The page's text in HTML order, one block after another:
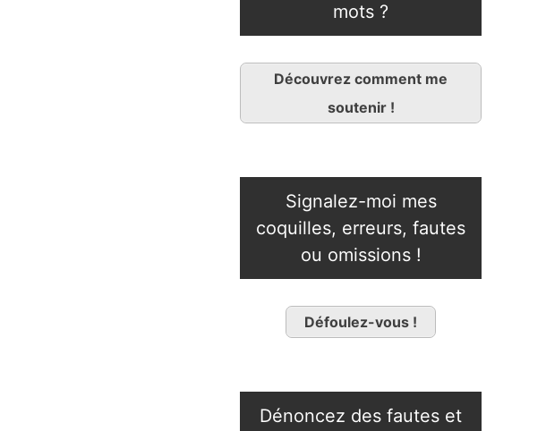
mots ?
Découvrez comment me
soutenir !
Signalez-moi mes
coquilles, erreurs, fautes
ou omissions !
Défoulez-vous !
Dénoncez des fautes et